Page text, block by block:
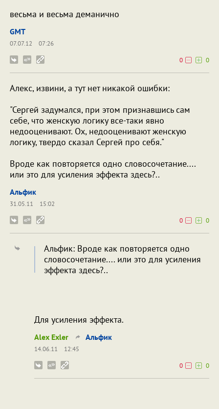
весьма и весьма деманично
GMT
07.07.12
07:26
0
0
Алекс, извини, а тут нет никакой ошибки:
"Сергей задумался, при этом признавшись сам
себе, что женскую логику все-таки явно
недооценивают. Ох, недооценивают женскую
логику, твердо сказал Сергей про себя."
Вроде как повторяется одно словосочетание....
или это для усиления эффекта здесь?..
Альфик
31.05.11
15:02
0
0
Альфик: Вроде как повторяется одно
словосочетание.... или это для усиления
эффекта здесь?..
Для усиления эффекта.
Alex Exler Альфик
14.06.11
12:45
0
0